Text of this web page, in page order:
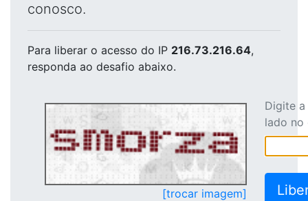
conosco.
Para liberar o acesso do IP 216.73.216.64,
responda ao desafio abaixo.
[trocar imagem]
Digite
lado no